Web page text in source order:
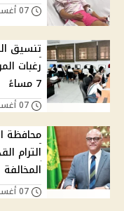
7 مساءً
محافظة
الترام
المخالفة